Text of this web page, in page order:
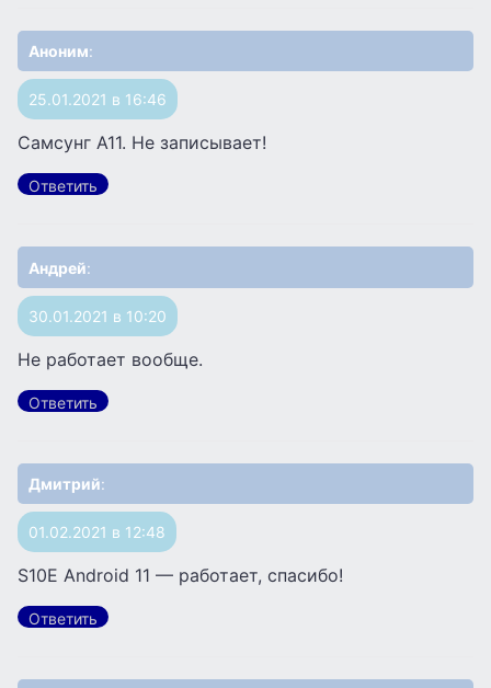
Аноним:
25.01.2021 в 16:46
Самсунг А11. Не записывает!
Ответить
Андрей:
30.01.2021 в 10:20
Не работает вообще.
Ответить
Дмитрий:
01.02.2021 в 12:48
S10E Android 11 — работает, спасибо!
Ответить